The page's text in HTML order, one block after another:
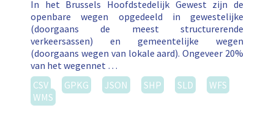
In het Brussels Hoofdstedelijk Gewest zijn de
openbare wegen opgedeeld in gewestelijke
(doorgaans de meest structurerende
verkeersassen) en gemeentelijke wegen
(doorgaans wegen van lokale aard). Ongeveer 20%
van het wegennet …
CSV
GPKG JSON SHP SLD
WFS
WMS